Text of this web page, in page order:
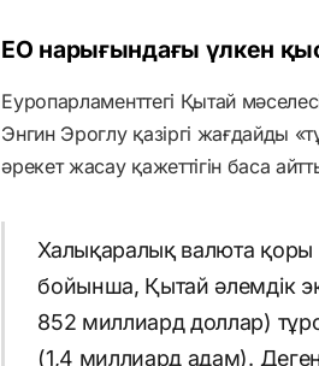
ЕО нарығындағы үлкен
Еуропарламенттегі Қытай
Энгин Эроглу қазіргі жағдайды
әрекет жасау қажеттігін баса
Халықаралық валюта
бойынша, Қытай әлемдік
852 миллиард доллар)
(1,4 миллиард адам).